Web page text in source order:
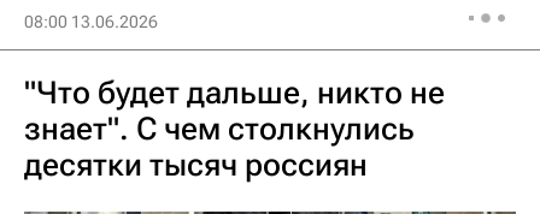
08:00 13.06.2026
"Что будет дальше, никто не
знает". С чем столкнулись
десятки тысяч россиян